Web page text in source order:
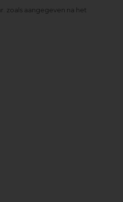
zoals aangegeven na het